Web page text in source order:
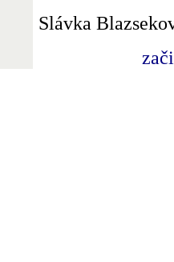
Slávka